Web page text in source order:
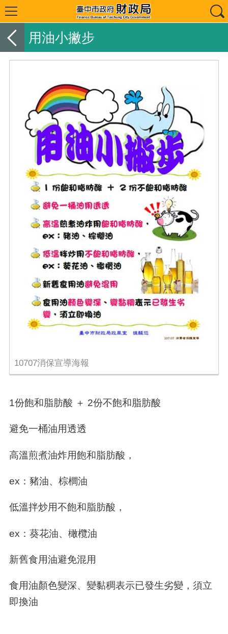
用油小撇步
10707消保宣導海報
1份飽和脂肪酸 ＋ 2份不飽和脂肪酸
避免一桶油用透透
高溫煎煮油炸用飽和脂肪酸，
ex ：豬油、棕櫚油
低溫拌炒用不飽和脂肪酸，
ex ：葵花油、橄欖油
新舊食用油避免混用
食用油顏色變深、變黏稠表示已發生劣變，須立
即換油